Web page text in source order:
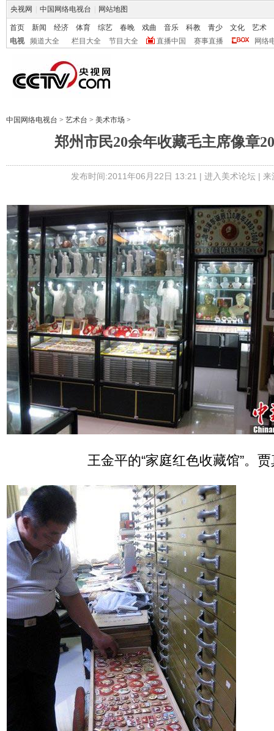
央视网 中国网络电视台 网站地图
首页 新闻 经济 体育 综艺 春晚 戏曲 音乐 科教 青少 文化
艺术
电视
频道大全 栏目大全 节目大全 直播中国 赛事直播 网络
中国网络电视台 > 艺术台 > 美术市场 >
郑州市民20余年收藏毛主席像章
发布时间:2011年06月22日 13:21 | 进入美术论坛| 来
王金平的“家庭红色收藏馆”。